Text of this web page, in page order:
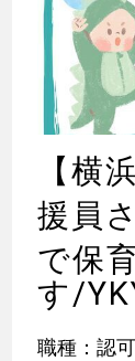
【横
援員
で保
す/
職種：認